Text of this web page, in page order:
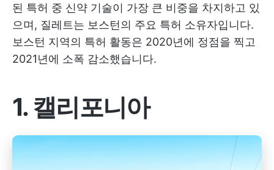
된 특허 중 신약 기술이 가장 큰 비중을 차지하고 있
으며, 질레트는 보스턴의 주요 특허 소유자입니다.
보스턴 지역의 특허 활동은 2020년에 정점을 찍고
2021년에 소폭 감소했습니다.
1. 캘리포니아